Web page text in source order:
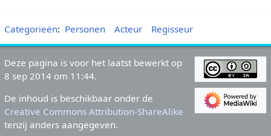
Categorieën: Personen Acteur Regisseur
Deze pagina is voor het laatst bewerkt op
8 sep 2014 om 11:44.
De inhoud is beschikbaar onder de
Creative Commons Attribution-ShareAlike
tenzij anders aangegeven.